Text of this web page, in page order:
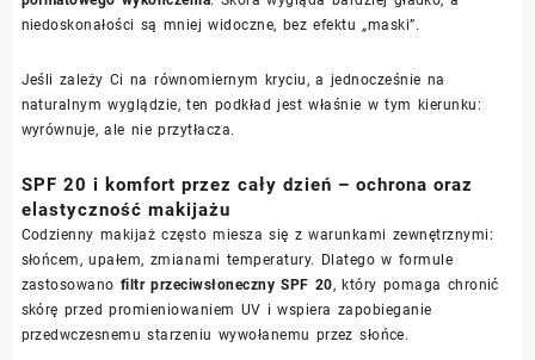
niedoskonałości są mniej widoczne, bez efektu „maski”.
Jeśli zależy Ci na równomiernym kryciu, a jednocześnie na
naturalnym wyglądzie, ten podkład jest właśnie w tym kierunku:
wyrównuje, ale nie przytłacza.
SPF 20 i komfort przez cały dzień – ochrona oraz
elastyczność makijażu
Codzienny makijaż często miesza się z warunkami zewnętrznymi:
słońcem, upałem, zmianami temperatury. Dlatego w formule
zastosowano filtr przeciwsłoneczny SPF 20, który pomaga chronić
skórę przed promieniowaniem UV i wspiera zapobieganie
przedwczesnemu starzeniu wywołanemu przez słońce.